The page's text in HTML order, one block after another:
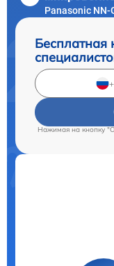
Panasonic NN-
Бесплатная
Нажимая на кнопку